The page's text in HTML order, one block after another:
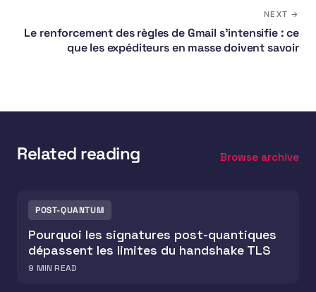
NEXT →
Le renforcement des règles de Gmail s'intensifie : ce
que les expéditeurs en masse doivent savoir
Related reading Browse archive
POST-QUANTUM
Pourquoi les signatures post-quantiques
dépassent les limites du handshake TLS
9 MIN READ